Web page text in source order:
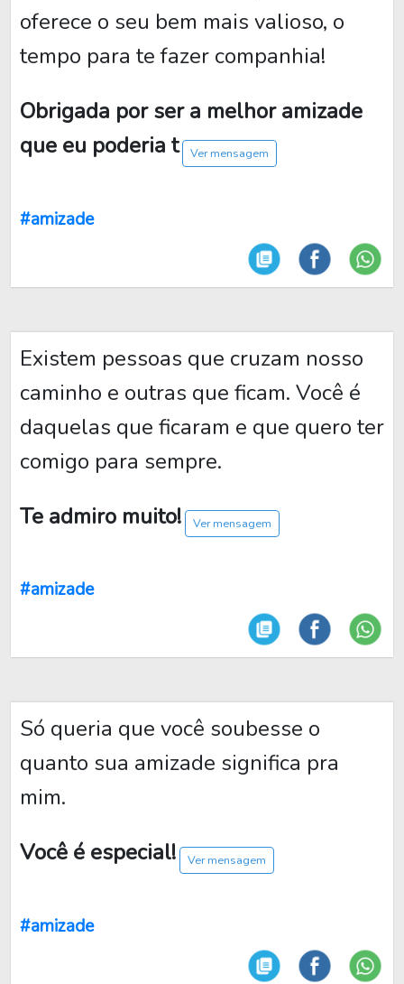
oferece o seu bem mais valioso, o
tempo para te fazer companhia!
Obrigada por ser a melhor amizade
que eu poderia t
Ver mensagem
#amizade
Existem pessoas que cruzam nosso
caminho e outras que ficam. Você é
daquelas que ficaram e que quero ter
comigo para sempre.
Te admiro muito!
Ver mensagem
#amizade
Só queria que você soubesse o
quanto sua amizade significa pra
mim.
Você é especial!
Ver mensagem
#amizade